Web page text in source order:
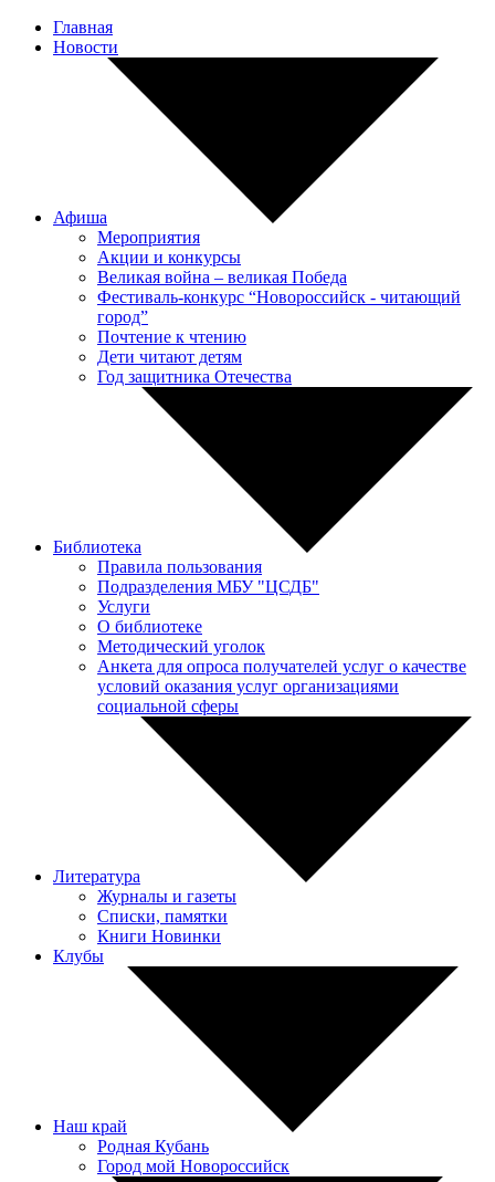
Главная
Новости
Афиша
Мероприятия
Акции и конкурсы
Великая война – великая Победа
Фестиваль-конкурс “Новороссийск - читающий
город”
Почтение к чтению
Дети читают детям
Год защитника Отечества
Библиотека
Правила пользования
Подразделения МБУ "ЦСДБ"
Услуги
О библиотеке
Методический уголок
Анкета для опроса получателей услуг о качестве
условий оказания услуг организациями
социальной сферы
Литература
Журналы и газеты
Списки, памятки
Книги Новинки
Клубы
Наш край
Родная Кубань
Город мой Новороссийск